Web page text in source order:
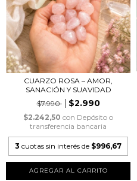
CUARZO ROSA – AMOR,
SANACIÓN Y SUAVIDAD
$7.990
$2.990
$2.242,50 con Depósito o
transferencia bancaria
3 cuotas sin interés de $996,67
AGREGAR AL CARRITO